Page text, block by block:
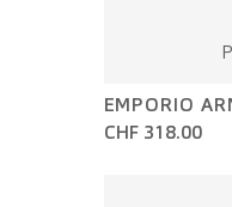
EMPORIO
CHF 318.00